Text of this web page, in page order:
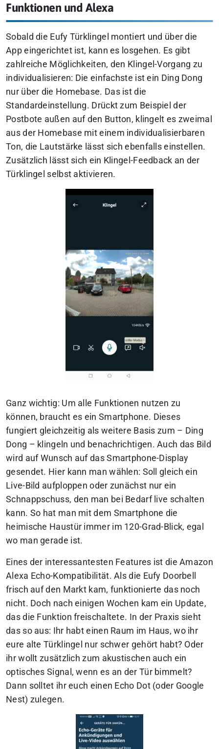
Funktionen und Alexa
Sobald die Eufy Türklingel montiert und über die
App eingerichtet ist, kann es losgehen. Es gibt
zahlreiche Möglichkeiten, den Klingel-Vorgang zu
individualisieren: Die einfachste ist ein Ding Dong
nur über die Homebase. Das ist die
Standardeinstellung. Drückt zum Beispiel der
Postbote außen auf den Button, klingelt es zweimal
aus der Homebase mit einem individualisierbaren
Ton, die Lautstärke lässt sich ebenfalls einstellen.
Zusätzlich lässt sich ein Klingel-Feedback an der
Türklingel selbst aktivieren.
Ganz wichtig: Um alle Funktionen nutzen zu
können, braucht es ein Smartphone. Dieses
fungiert gleichzeitig als weitere Basis zum – Ding
Dong – klingeln und benachrichtigen. Auch das Bild
wird auf Wunsch auf das Smartphone-Display
gesendet. Hier kann man wählen: Soll gleich ein
Live-Bild aufploppen oder zunächst nur ein
Schnappschuss, den man bei Bedarf live schalten
kann. So hat man mit dem Smartphone die
heimische Haustür immer im 120-Grad-Blick, egal
wo man gerade ist.
Eines der interessantesten Features ist die Amazon
Alexa Echo-Kompatibilität. Als die Eufy Doorbell
frisch auf den Markt kam, funktionierte das noch
nicht. Doch nach einigen Wochen kam ein Update,
das die Funktion freischaltete. In der Praxis sieht
das so aus: Ihr habt einen Raum im Haus, wo ihr
eure alte Türklingel nur schwer gehört habt? Oder
ihr wollt zusätzlich zum akustischen auch ein
optisches Signal, wenn es an der Tür bimmelt?
Dann solltet ihr euch einen Echo Dot (oder Google
Nest) zulegen.